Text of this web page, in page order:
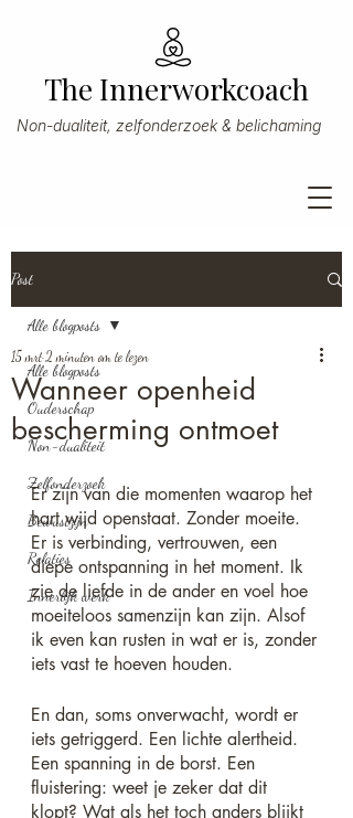
The Innerworkcoach
Non-dualiteit, zelfonderzoek & belichaming
Post
Alle blogposts
Ouderschap
Non-dualiteit
Zelfonderzoek
Bewustzijn
Relaties
Innerlijk werk
Alle blogposts
Wanneer openheid
bescherming ontmoet
15 mrt 2 minuten om te lezen
Er zijn van die momenten waarop het
hart wijd openstaat. Zonder moeite.
Er is verbinding, vertrouwen, een
diepe ontspanning in het moment. Ik
zie de liefde in de ander en voel hoe
moeiteloos samenzijn kan zijn. Alsof
ik even kan rusten in wat er is, zonder
iets vast te hoeven houden.
En dan, soms onverwacht, wordt er
iets getriggerd. Een lichte alertheid.
Een spanning in de borst. Een
fluistering: weet je zeker dat dit
klopt? Wat als het toch anders blijkt